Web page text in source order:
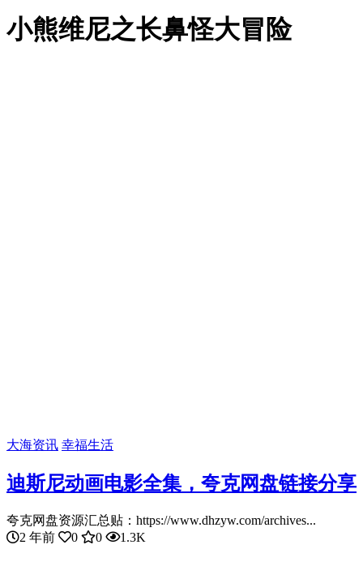
小熊维尼之长鼻怪大冒险
大海资讯 幸福生活
迪斯尼动画电影全集，夸克网盘链接分享
夸克网盘资源汇总贴：https://www.dhzyw.com/archives...
2 年前
0 0 1.3K